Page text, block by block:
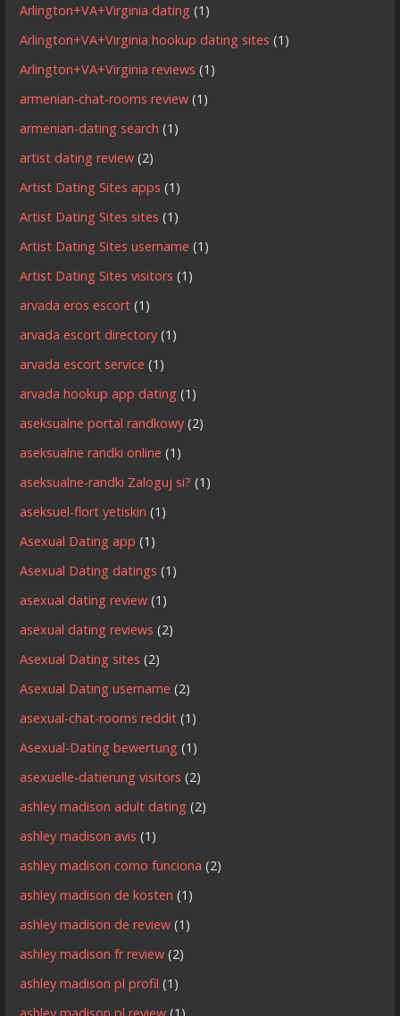
Arlington+VA+Virginia dating (1)
Arlington+VA+Virginia hookup dating sites (1)
Arlington+VA+Virginia reviews (1)
armenian-chat-rooms review (1)
armenian-dating search (1)
artist dating review (2)
Artist Dating Sites apps (1)
Artist Dating Sites sites (1)
Artist Dating Sites username (1)
Artist Dating Sites visitors (1)
arvada eros escort (1)
arvada escort directory (1)
arvada escort service (1)
arvada hookup app dating (1)
aseksualne portal randkowy (2)
aseksualne randki online (1)
aseksualne-randki Zaloguj si? (1)
aseksuel-flort yetiskin (1)
Asexual Dating app (1)
Asexual Dating datings (1)
asexual dating review (1)
asexual dating reviews (2)
Asexual Dating sites (2)
Asexual Dating username (2)
asexual-chat-rooms reddit (1)
Asexual-Dating bewertung (1)
asexuelle-datierung visitors (2)
ashley madison adult dating (2)
ashley madison avis (1)
ashley madison como funciona (2)
ashley madison de kosten (1)
ashley madison de review (1)
ashley madison fr review (2)
ashley madison pl profil (1)